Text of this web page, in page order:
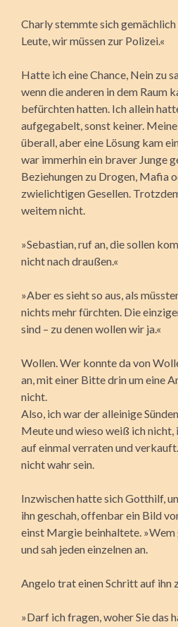
Charly stemmte sich gemächlich
Leute, wir müssen zur Polizei.«
Hatte ich eine Chance, Nein zu
wenn die anderen in dem Raum
befürchten hatten. Ich allein
aufgegabelt, sonst keiner.
überall, aber eine Lösung kam
war immerhin ein braver Junge
Beziehungen zu Drogen, Mafia
zwielichtigen Gesellen.
weitem nicht.
»Sebastian, ruf an, die sollen
nicht nach draußen.«
»Aber es sieht so aus, als
nichts mehr fürchten. Die
sind – zu denen wollen wir ja.«
Wollen. Wer konnte da von
an, mit einer Bitte drin um eine
nicht.
Also, ich war der alleinige
Meute und wieso weiß ich
auf einmal verraten und
nicht wahr sein.
Inzwischen hatte sich Gotthilf,
ihn geschah, offenbar ein Bild
einst Margie beinhaltete. »Wem
und sah jeden einzelnen an.
Angelo trat einen Schritt auf ihn
»Darf ich fragen, woher Sie das